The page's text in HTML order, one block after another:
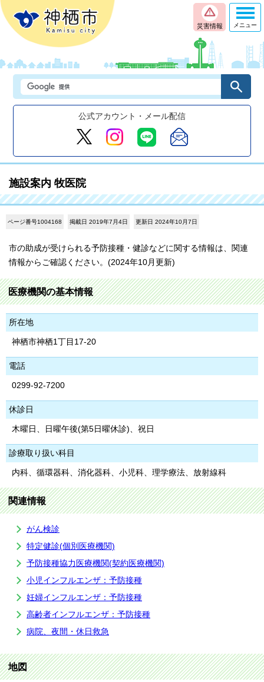
災害情報
公式アカウント・メール配信
メニュー
施設案内 牧医院
ページ番号1004168 掲載日 2019年7月4日 更新日 2024年10月7日
市の助成が受けられる予防接種・健診などに関する情報は、関連
情報からご確認ください。(2024年10月更新)
医療機関の基本情報
所在地
神栖市神栖1丁目17-20
電話
0299-92-7200
休診日
木曜日、日曜午後(第5日曜休診)、祝日
診療取り扱い科目
内科、循環器科、消化器科、小児科、理学療法、放射線科
関連情報
がん検診
特定健診(個別医療機関)
予防接種協力医療機関(契約医療機関)
小児インフルエンザ：予防接種
妊婦インフルエンザ：予防接種
高齢者インフルエンザ：予防接種
病院、夜間・休日救急
地図